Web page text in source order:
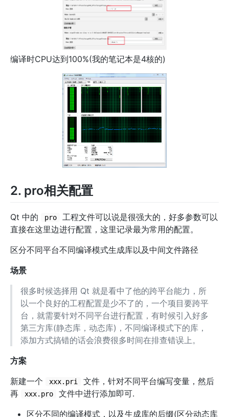
编译时CPU达到100%(我的笔记本是4核的)
2. pro相关配置
Qt 中的 pro
工程文件可以说是很强大的，好多参数可以
直接在这里边进行配置，这里记录最为常用的配置。
区分不同平台不同编译模式生成库以及中间文件路径
场景
很多时候选择用 Qt 就是看中了他的跨平台能力，所
以一个良好的工程配置是少不了的，一个项目要跨平
台，就需要针对不同平台进行配置，有时候引入好多
第三方库(静态库，动态库)，不同编译模式下的库，
添加方式搞错的话会浪费很多时间在排查错误上。
方案
新建一个
xxx.pri
文件，针对不同平台编写变量，然后
再
xxx.pro
文件中进行添加即可.
区分不同的编译模式，以及生成库的后缀(区分动态库